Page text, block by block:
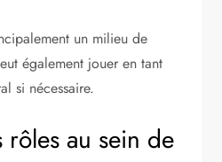
un milieu de
également jouer en tant
si nécessaire.
rôles au sein de